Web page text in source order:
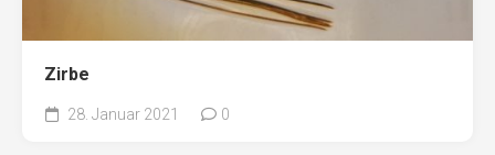
Zirbe
28. Januar 2021 0